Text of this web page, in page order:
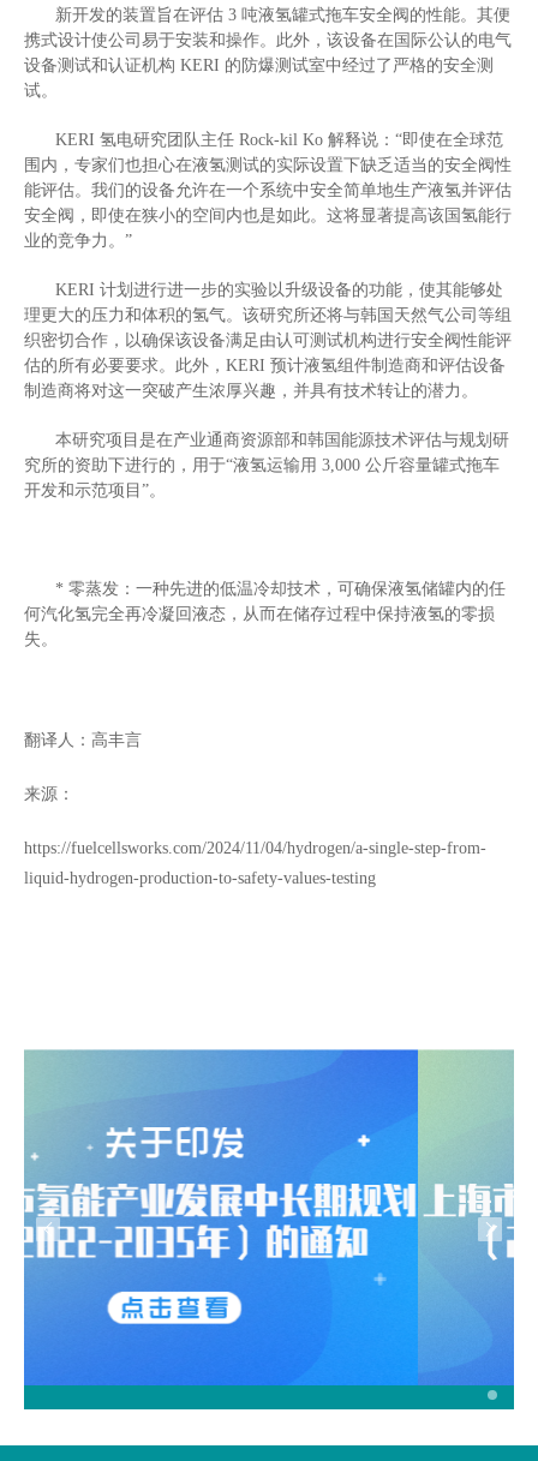
新开发的装置旨在评估 3 吨液氢罐式拖车安全阀的性能。其便
携式设计使公司易于安装和操作。此外，该设备在国际公认的电气
设备测试和认证机构 KERI 的防爆测试室中经过了严格的安全测
试。
KERI 氢电研究团队主任 Rock-kil Ko 解释说：“即使在全球范
围内，专家们也担心在液氢测试的实际设置下缺乏适当的安全阀性
能评估。我们的设备允许在一个系统中安全简单地生产液氢并评估
安全阀，即使在狭小的空间内也是如此。这将显著提高该国氢能行
业的竞争力。”
KERI 计划进行进一步的实验以升级设备的功能，使其能够处
理更大的压力和体积的氢气。该研究所还将与韩国天然气公司等组
织密切合作，以确保该设备满足由认可测试机构进行安全阀性能评
估的所有必要要求。此外， KERI 预计液氢组件制造商和评估设备
制造商将对这一突破产生浓厚兴趣，并具有技术转让的潜力。
本研究项目是在产业通商资源部和韩国能源技术评估与规划研
究所的资助下进行的，用于“液氢运输用 3,000 公斤容量罐式拖车
开发和示范项目 ”。
* 零蒸发：一种先进的低温冷却技术，可确保液氢储罐内的任
何汽化氢完全再冷凝回液态，从而在储存过程中保持液氢的零损
失。
翻译人：高丰言
来源：
https://fuelcellsworks.com/2024/11/04/hydrogen/a-single-step-from-
liquid-hydrogen-production-to-safety-values-testing